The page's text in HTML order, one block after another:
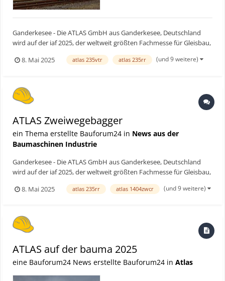
Ganderkesee - Die ATLAS GmbH aus Ganderkesee, Deutschland
wird auf der iaf 2025, der weltweit größten Fachmesse für Gleisbau,
vom 20. – 22. Mai in Münster vertreten sein und ihre
leistungsstarken Zweiwegbagger präsentieren. Die alle vier Jahre
8. Mai 2025 atlas 235vtr atlas 235rr (und 9 weitere)
ATLAS Zweiwegebagger
ein Thema erstellte Bauforum24 in News aus der
Baumaschinen Industrie
Ganderkesee - Die ATLAS GmbH aus Ganderkesee, Deutschland
wird auf der iaf 2025, der weltweit größten Fachmesse für Gleisbau,
vom 20. – 22. Mai in Münster vertreten sein und ihre
leistungsstarken Zweiwegbagger präsentieren. Die alle vier Jahre
8. Mai 2025 atlas 235rr atlas 1404zwcr (und 9 weitere)
ATLAS auf der bauma 2025
eine Bauforum24 News erstellte Bauforum24 in Atlas